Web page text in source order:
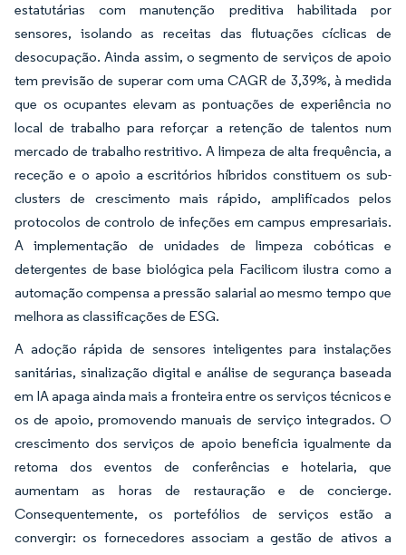
estatutárias com manutenção preditiva habilitada por
sensores, isolando as receitas das flutuações cíclicas de
desocupação. Ainda assim, o segmento de serviços de apoio
tem previsão de superar com uma CAGR de 3,39%, à medida
que os ocupantes elevam as pontuações de experiência no
local de trabalho para reforçar a retenção de talentos num
mercado de trabalho restritivo. A limpeza de alta frequência, a
receção e o apoio a escritórios híbridos constituem os sub-
clusters de crescimento mais rápido, amplificados pelos
protocolos de controlo de infeções em campus empresariais.
A implementação de unidades de limpeza cobóticas e
detergentes de base biológica pela Facilicom ilustra como a
automação compensa a pressão salarial ao mesmo tempo que
melhora as classificações de ESG.
A adoção rápida de sensores inteligentes para instalações
sanitárias, sinalização digital e análise de segurança baseada
em IA apaga ainda mais a fronteira entre os serviços técnicos e
os de apoio, promovendo manuais de serviço integrados. O
crescimento dos serviços de apoio beneficia igualmente da
retoma dos eventos de conferências e hotelaria, que
aumentam as horas de restauração e de concierge.
Consequentemente, os portefólios de serviços estão a
convergir: os fornecedores associam a gestão de ativos a